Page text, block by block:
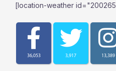
[location-weather
36,053 3,917 13,389